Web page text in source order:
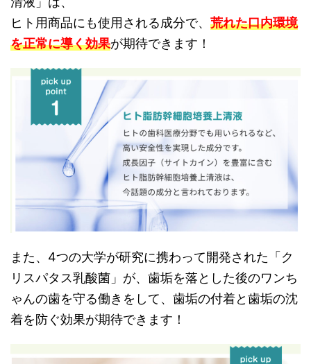
ヒト用商品にも使用される成分で、 荒れた口内環境
を正常に導く効果が期待できます！
また、4つの大学が研究に携わって開発された「ク
リスパタス乳酸菌」が、歯垢を落とした後のワンち
ゃんの歯を守る働きをして、歯垢の付着と歯垢の沈
着を防ぐ効果が期待できます！